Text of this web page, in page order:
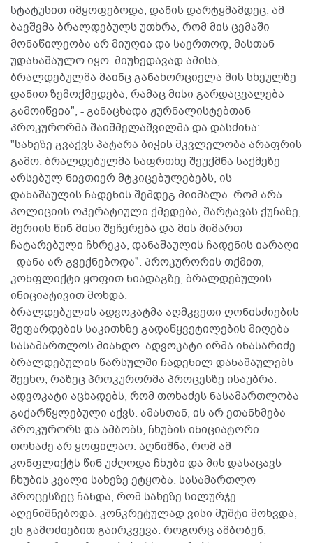
სტატუსით იმყოფებოდა, დანის დარტყმამდეც, ამ
ბავშვმა ბრალდებულს უთხრა, რომ მის ცემაში
მონაწილეობა არ მიუღია და საერთოდ, მასთან
უდანაშაულო იყო. მიუხედავად ამისა,
ბრალდებულმა მაინც განახორციელა მის სხეულზე
დანით ზემოქმედება, რამაც მისი გარდაცვალება
გამოიწვია", - განაცხადა ჟურნალისტებთან
პროკურორმა შაიშმელაშვილმა და დასძინა:
"სახეზე გვაქვს პატარა ბიჭის მკვლელობა არაფრის
გამო. ბრალდებულმა საფრთხე შეუქმნა საქმეზე
არსებულ ნივთიერ მტკიცებულებებს, ის
დანაშაულის ჩადენის შემდეგ მიიმალა. რომ არა
პოლიციის ოპერატიული ქმედება, შარტავას ქუჩაზე,
მერიის წინ მისი შეჩერება და მის მიმართ
ჩატარებული ჩხრეკა, დანაშაულის ჩადენის იარაღი
- დანა არ გვექნებოდა". პროკურორის თქმით,
კონფლიქტი ყოფით ნიადაგზე, ბრალდებულის
ინიციატივით მოხდა.
ბრალდებულის ადვოკატმა აღმკვეთი ღონისძიების
შეფარდების საკითხზე გადაწყვეტილების მიღება
სასამართლოს მიანდო. ადვოკატი ირმა ინასარიძე
ბრალდებულის წარსულში ჩადენილ დანაშაულებს
შეეხო, რაზეც პროკურორმა პროცესზე ისაუბრა.
ადვოკატი აცხადებს, რომ თოხაძეს ნასამართლობა
გაქარწყლებული აქვს. ამასთან, ის არ ეთანხმება
პროკურორს და ამბობს, ჩხუბის ინიციატორი
თოხაძე არ ყოფილაო. აღნიშნა, რომ ამ
კონფლიქტს წინ უძღოდა ჩხუბი და მის დასაცავს
ჩხუბის კვალი სახეზე ეტყობა. სასამართლო
პროცესზეც ჩანდა, რომ სახეზე სილურჯე
აღენიშნებოდა. კონკრეტულად ვისი მუშტი მოხვდა,
ეს გამოძიებით გაირკვევა. როგორც ამბობენ,